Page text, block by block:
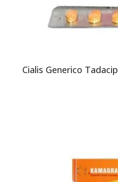
Cialis Generico Tadacip